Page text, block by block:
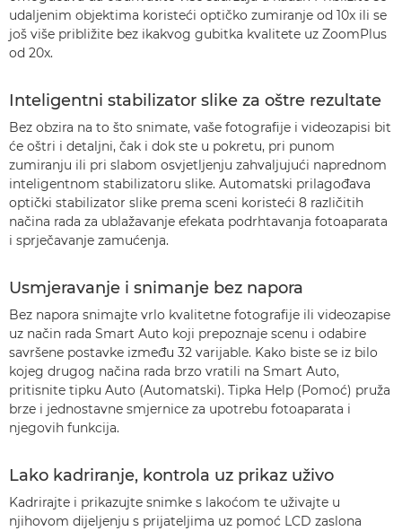
udaljenim objektima koristeći optičko zumiranje od 10x ili se
još više približite bez ikakvog gubitka kvalitete uz ZoomPlus
od 20x.
Inteligentni stabilizator slike za oštre rezultate
Bez obzira na to što snimate, vaše fotografije i videozapisi bit
će oštri i detaljni, čak i dok ste u pokretu, pri punom
zumiranju ili pri slabom osvjetljenju zahvaljujući naprednom
inteligentnom stabilizatoru slike. Automatski prilagođava
optički stabilizator slike prema sceni koristeći 8 različitih
načina rada za ublažavanje efekata podrhtavanja fotoaparata
i sprječavanje zamućenja.
Usmjeravanje i snimanje bez napora
Bez napora snimajte vrlo kvalitetne fotografije ili videozapise
uz način rada Smart Auto koji prepoznaje scenu i odabire
savršene postavke između 32 varijable. Kako biste se iz bilo
kojeg drugog načina rada brzo vratili na Smart Auto,
pritisnite tipku Auto (Automatski). Tipka Help (Pomoć) pruža
brze i jednostavne smjernice za upotrebu fotoaparata i
njegovih funkcija.
Lako kadriranje, kontrola uz prikaz uživo
Kadrirajte i prikazujte snimke s lakoćom te uživajte u
njihovom dijeljenju s prijateljima uz pomoć LCD zaslona